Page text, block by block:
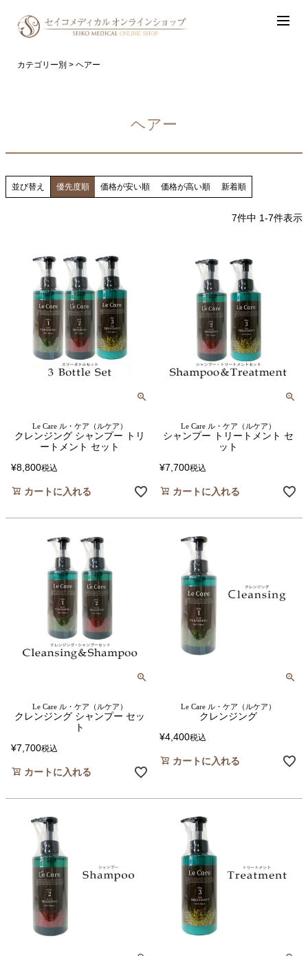
カテゴリー別 ヘアー
ヘアー
並び替え 優先度順 価格が安い順 価格が高い順 新着順
7件中 1-7件表示
Le Care ル・ケア（ルケア）
クレンジング シャンプー トリ
ートメント セット
¥8,800税込
カートに入れる
Le Care ル・ケア（ルケア）
シャンプー トリートメント セ
ット
¥7,700税込
カートに入れる
Le Care ル・ケア（ルケア）
クレンジング シャンプー セッ
ト
¥7,700税込
カートに入れる
Le Care ル・ケア（ルケア）
クレンジング
¥4,400税込
カートに入れる